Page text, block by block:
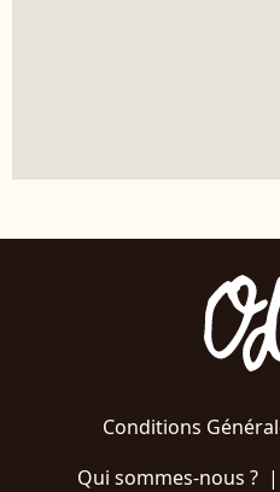
Conditions
Qui sommes-nous ?|